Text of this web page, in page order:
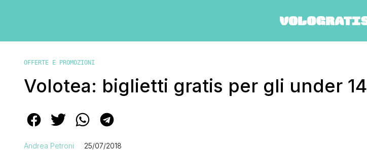
OFFERTE E PROMOZIONI
Volotea: biglietti gratis per gli under 14
Andrea Petroni 25/07/2018